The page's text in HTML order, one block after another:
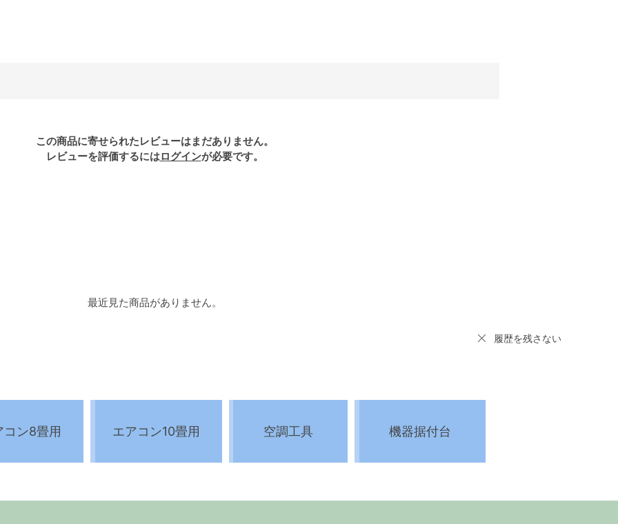
この商品に寄せられたレビューはまだありません。
レビューを評価するにはログインが必要です。
最近見た商品がありません。
履歴を残さない
コン8畳用 エアコン10畳用 空調工具 機器据付台